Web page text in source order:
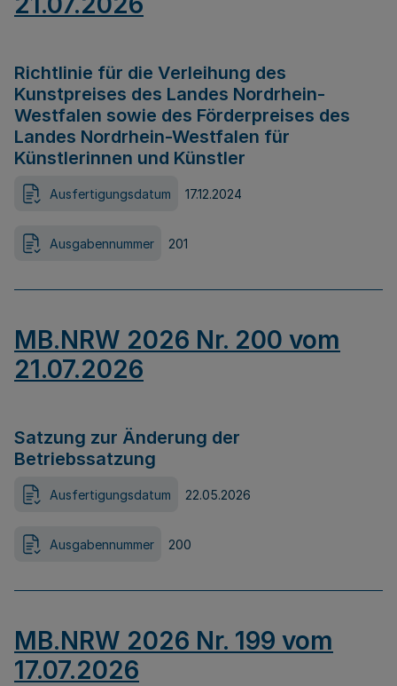
Richtlinie für die Verleihung des
Kunstpreises des Landes Nordrhein-
Westfalen sowie des Förderpreises des
Landes Nordrhein-Westfalen für
Künstlerinnen und Künstler
Ausfertigungsdatum 17.12.2024
Ausgabennummer 201
MB.NRW 2026 Nr. 200 vom
21.07.2026
Satzung zur Änderung der
Betriebssatzung
Ausfertigungsdatum 22.05.2026
Ausgabennummer 200
MB.NRW 2026 Nr. 199 vom
17.07.2026